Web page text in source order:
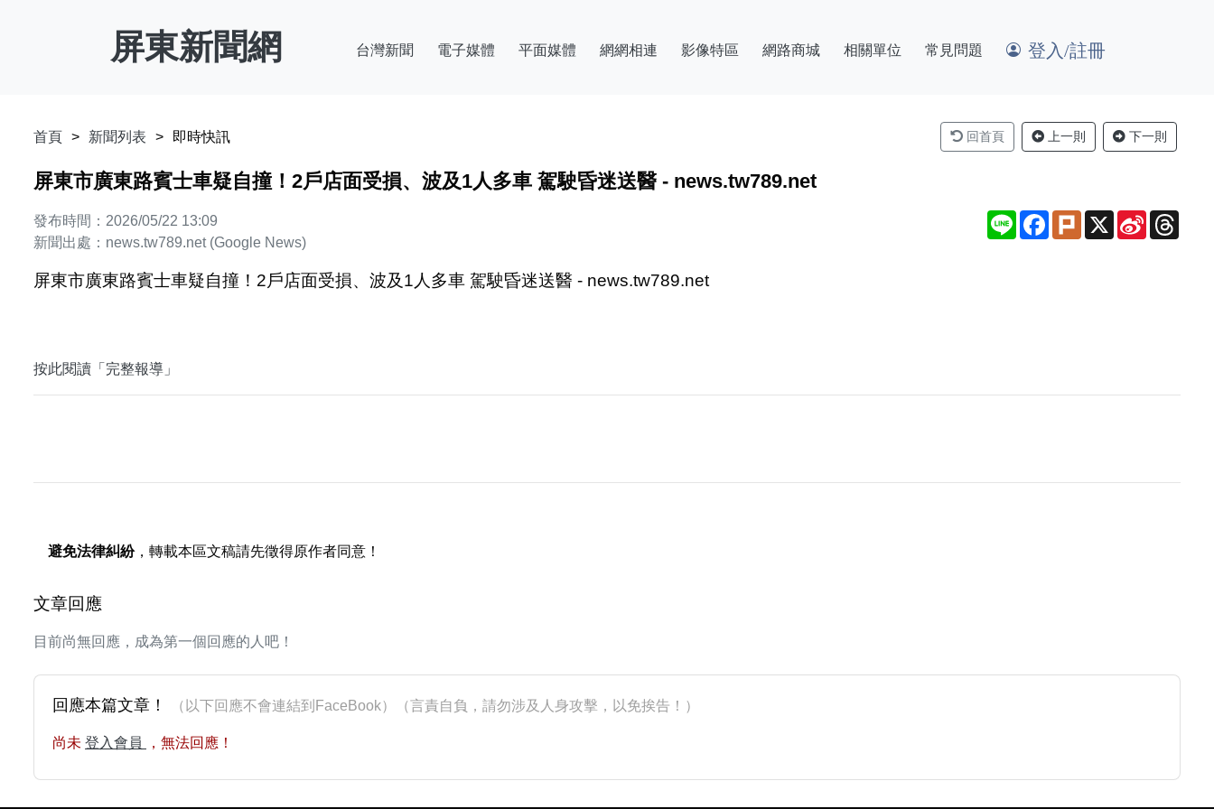
屏東新聞網 台灣新聞 電子媒體 平面媒體 網網相連 影像特區 網路商城 相關單位 常見問題 登入/註冊
首頁 新聞列表 即時快訊 回首頁 上一則 下一則
屏東市廣東路賓士車疑自撞！2戶店面受損、波及1人多車 駕駛昏迷送醫 - news.tw789.net
發布時間：2026/05/22 13:09
新聞出處：news.tw789.net (Google News)
Line Facebook
Plurk X
Sina
Weibo
屏東市廣東路賓士車疑自撞！2戶店面受損、波及1人多車 駕駛昏迷送醫 - news.tw789.net
按此閱讀「完整報導」
避免法律糾紛，轉載本區文稿請先徵得原作者同意！
文章回應
目前尚無回應，成為第一個回應的人吧！
回應本篇文章！ （以下回應不會連結到FaceBook）（言責自負，請勿涉及人身攻擊，以免挨告！）
尚未 登入會員 ，無法回應！